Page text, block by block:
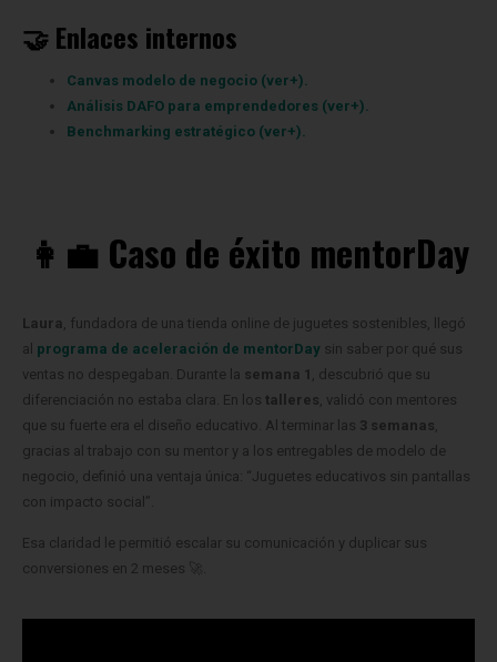
🤝 Enlaces internos
Canvas modelo de negocio (ver+).
Análisis DAFO para emprendedores (ver+).
Benchmarking estratégico (ver+).
👩‍💼 Caso de éxito mentorDay
Laura , fundadora de una tienda online de juguetes sostenibles, llegó
al programa de aceleración de mentorDay sin saber por qué sus
ventas no despegaban. Durante la semana 1
, descubrió que su
diferenciación no estaba clara. En los talleres , validó con mentores
que su fuerte era el diseño educativo. Al terminar las 3 semanas
gracias al trabajo con su mentor y a los entregables de modelo de
negocio, definió una ventaja única: “Juguetes educativos sin pantallas
con impacto social”.
Esa claridad le permitió escalar su comunicación y duplicar sus
conversiones en 2 meses 🚀.